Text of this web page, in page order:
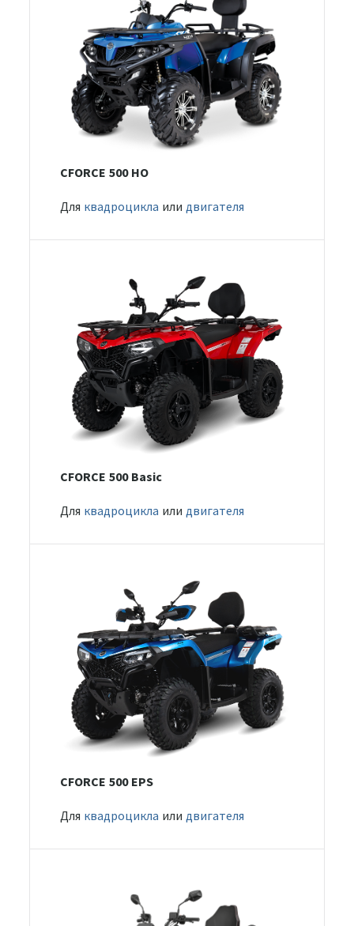
CFORCE 500 HO
Для квадроцикла или двигателя
CFORCE 500 Basic
Для квадроцикла или двигателя
CFORCE 500 EPS
Для квадроцикла или двигателя